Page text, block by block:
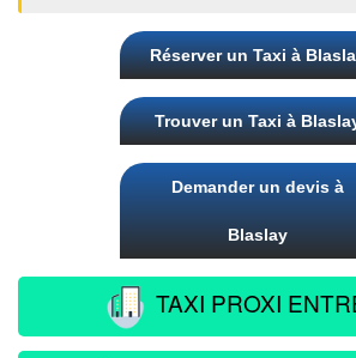
Réserver un Taxi à
Trouver un Taxi à
Demander un devis à
Blaslay
TAXI PROXI